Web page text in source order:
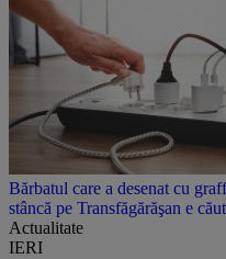
Bărbatul care a desenat cu
stâncă pe Transfăgărăşan e
Actualitate
IERI